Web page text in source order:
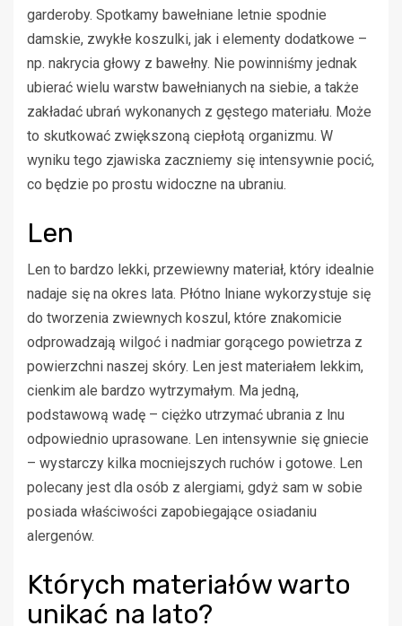
garderoby. Spotkamy bawełniane letnie spodnie
damskie, zwykłe koszulki, jak i elementy dodatkowe –
np. nakrycia głowy z bawełny. Nie powinniśmy jednak
ubierać wielu warstw bawełnianych na siebie, a także
zakładać ubrań wykonanych z gęstego materiału. Może
to skutkować zwiększoną ciepłotą organizmu. W
wyniku tego zjawiska zaczniemy się intensywnie pocić,
co będzie po prostu widoczne na ubraniu.
Len
Len to bardzo lekki, przewiewny materiał, który idealnie
nadaje się na okres lata. Płótno lniane wykorzystuje się
do tworzenia zwiewnych koszul, które znakomicie
odprowadzają wilgoć i nadmiar gorącego powietrza z
powierzchni naszej skóry. Len jest materiałem lekkim,
cienkim ale bardzo wytrzymałym. Ma jedną,
podstawową wadę – ciężko utrzymać ubrania z lnu
odpowiednio uprasowane. Len intensywnie się gniecie
– wystarczy kilka mocniejszych ruchów i gotowe. Len
polecany jest dla osób z alergiami, gdyż sam w sobie
posiada właściwości zapobiegające osiadaniu
alergenów.
Których materiałów warto
unikać na lato?